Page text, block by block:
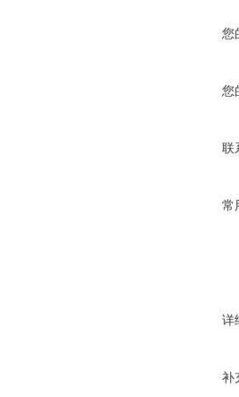
您
您
联
常
详
补